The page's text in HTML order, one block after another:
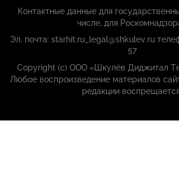
Контактные данные для
числе, для
Эл. почта: starhit.ru_legal@shkulev.ru
57
Copyright (с) ООО «Шкулёв Диджитал
Любое воспроизведение материалов
редакции